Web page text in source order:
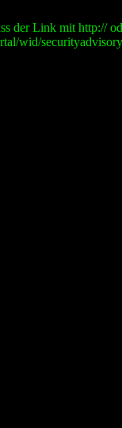
der Link mit http://
wid/